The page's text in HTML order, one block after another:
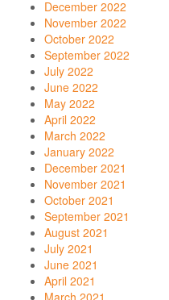
December 2022
November 2022
October 2022
September 2022
July 2022
June 2022
May 2022
April 2022
March 2022
January 2022
December 2021
November 2021
October 2021
September 2021
August 2021
July 2021
June 2021
April 2021
March 2021